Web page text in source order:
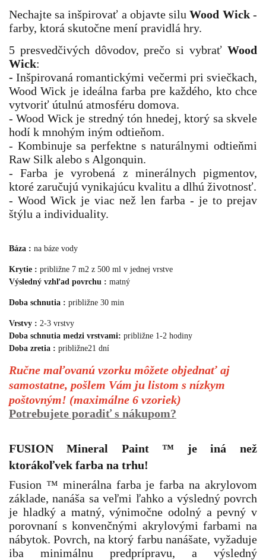
Nechajte sa inšpirovať a objavte siluWood Wick-
farby, ktorá skutočne mení pravidlá hry.
5 presvedčivých dôvodov, prečo si vybrať Wood
Wick:
-Inšpirovaná romantickými večermi pri sviečkach,
Wood Wick je ideálna farba pre každého, kto chce
vytvoriť útulnú atmosféru domova.
- Wood Wick je stredný tón hnedej, ktorý sa skvele
hodí k mnohým iným odtieňom.
- Kombinuje sa perfektne s naturálnymi odtieňmi
Raw Silk alebo s Algonquin.
- Farba je vyrobená z minerálnych pigmentov,
ktoré zaručujú vynikajúcu kvalitu a dlhú životnosť.
- Wood Wick je viac než len farba - je to prejav
štýlu a individuality.
Báza : na báze vody
Krytie : približne 7 m2 z 500 ml v jednej vrstve
Výsledný vzhľad povrchu : matný
Doba schnutia : približne 30 min
Vrstvy : 2-3 vrstvy
Doba schnutia medzi vrstvami: približne 1-2 hodiny
Doba zretia : približne21 dní
Ručne maľovanú vzorku môžete objednať aj
samostatne, pošlem Vám ju listom s nízkym
poštovným! (maximálne 6 vzoriek)
Potrebujete poradiť s nákupom?
FUSION Mineral Paint™ je iná než
ktorákoľvek farba na trhu!
Fusion ™ minerálna farba je farba na akrylovom
základe, nanáša sa veľmi ľahko a výsledný povrch
je hladký a matný, výnimočne odolný a pevný v
porovnaní s konvenčnými akrylovými farbami na
nábytok. Povrch, na ktorý farbu nanášate, vyžaduje
iba minimálnu predprípravu, a výsledný